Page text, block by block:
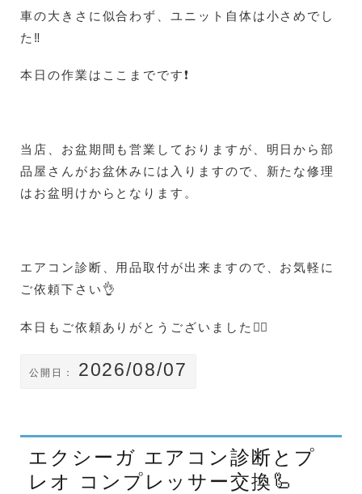
車の大きさに似合わず、ユニット自体は小さめでし
た‼️
本日の作業はここまでです❗
当店、お盆期間も営業しておりますが、明日から部
品屋さんがお盆休みには入りますので、新たな修理
はお盆明けからとなります。
エアコン診断、用品取付が出来ますので、お気軽に
ご依頼下さい👌
本日もご依頼ありがとうございました🙇‍♀️
公開日： 2026/08/07
エクシーガ エアコン診断とプ
レオ コンプレッサー交換🦾